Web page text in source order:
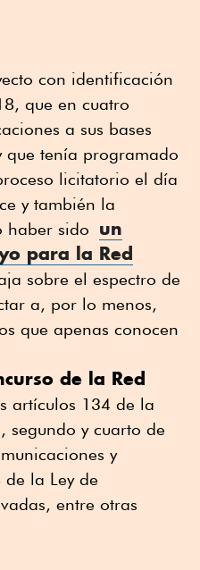
con identificación
que en cuatro
a sus bases
que tenía programado
licitatorio el día
y también la
haber sido un
para la Red
sobre el espectro de
a, por lo menos,
que apenas conocen
de la Red
artículos 134 de la
segundo y cuarto de
y
la Ley de
entre otras